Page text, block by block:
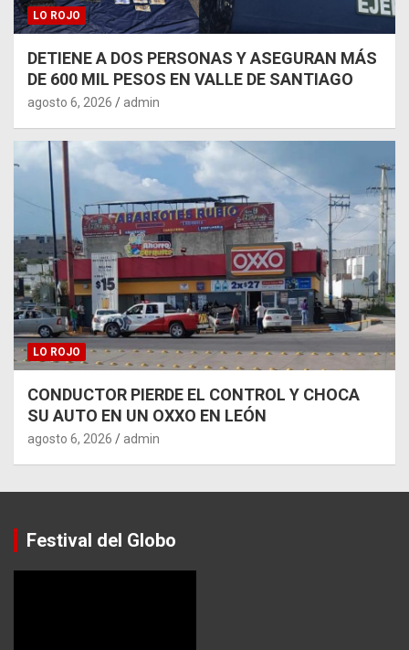
LO ROJO
DETIENE A DOS PERSONAS Y ASEGURAN MÁS
DE 600 MIL PESOS EN VALLE DE SANTIAGO
agosto 6, 2026 admin
LO ROJO
CONDUCTOR PIERDE EL CONTROL Y CHOCA
SU AUTO EN UN OXXO EN LEÓN
agosto 6, 2026 admin
Festival del Globo